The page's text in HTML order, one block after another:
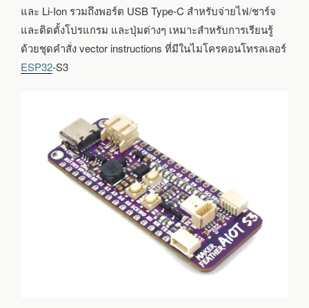
และ Li-Ion รวมถึงพอร์ต USB Type-C สำหรับจ่ายไฟ/ชาร์จ
และติดตั้งโปรแกรม และปุ่มต่างๆ เหมาะสำหรับการเรียนรู้
ด้วยชุดคำสั่ง vector instructions ที่มีในไมโครคอนโทรลเลอร์
ESP32-S3